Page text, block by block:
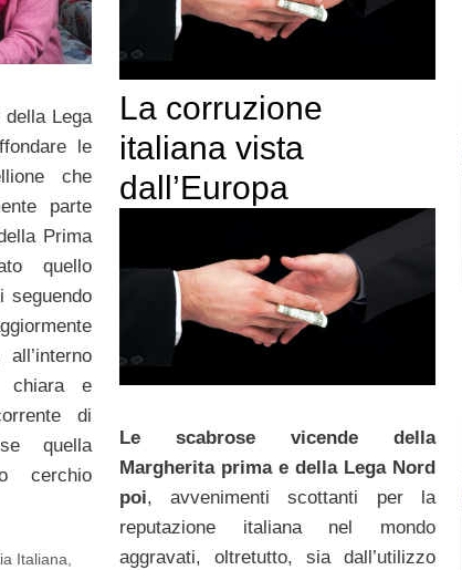
Lega
le
che
parte
Prima
quello
seguendo
chiara e
di
quella
cerchio
Italiana
La corruzione
italiana vista
dall’Europa
Le scabrose vicende della
Margherita prima e della Lega Nord
poi, avvenimenti scottanti per la
reputazione italiana nel mondo
aggravati, oltretutto, sia dall’utilizzo